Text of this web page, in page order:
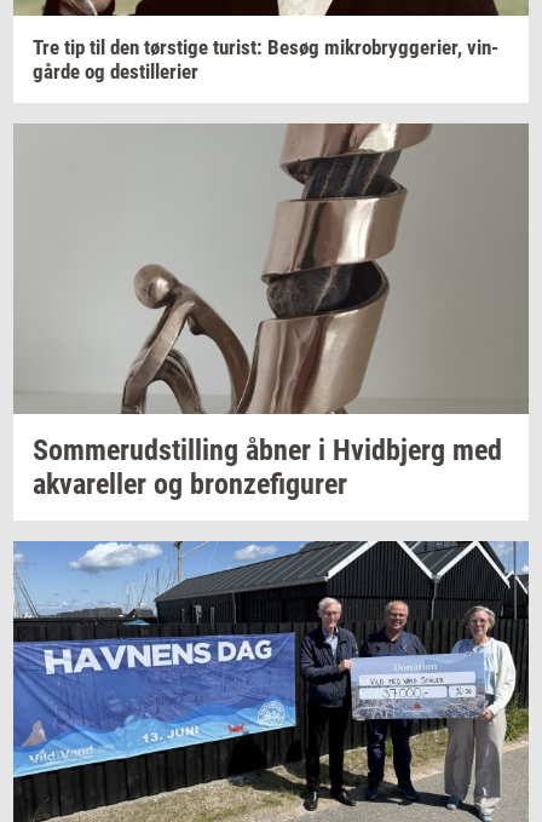
Tre tip til den tørsti­ge turist: Besøg mi­kro­bryg­ge­ri­er, vin­
går­de og destil­le­ri­er
Som­mer­ud­stil­ling åbner i Hvid­b­jerg med
akva­rel­ler og bron­ze­fi­gu­rer